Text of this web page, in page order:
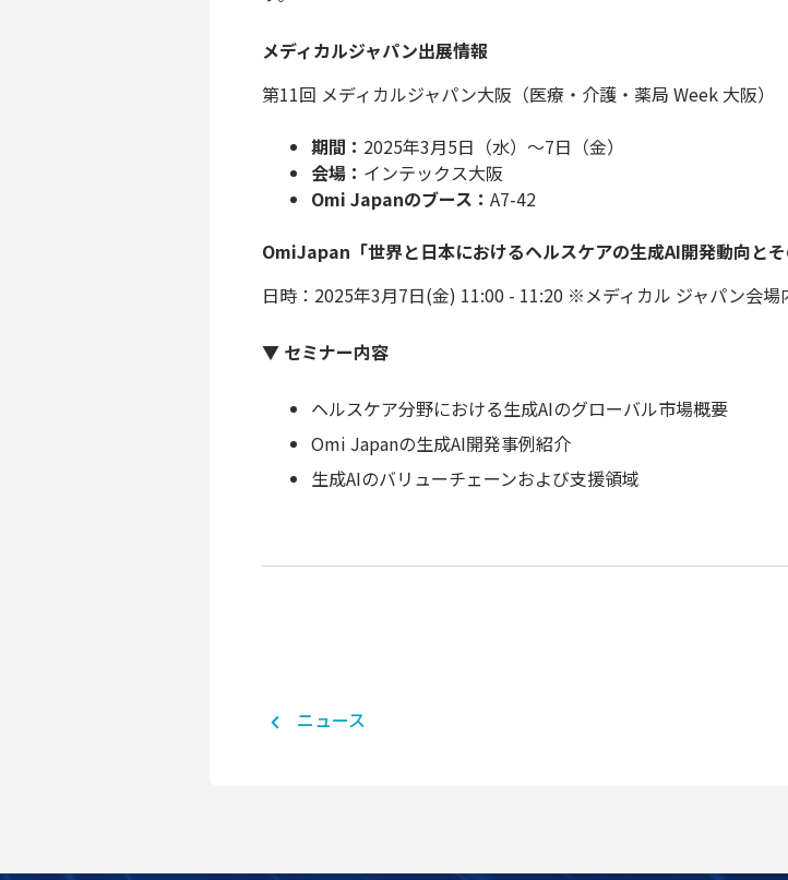
メディカルジャパン出展情報
第11回 メディカルジャパン大阪（医療・介護・薬局 Week 大阪）
期間： 2025年3月5日（水）～7日（金）
会場： インテックス大阪
Omi Japanのブース： A7-42
OmiJapan「世界と日本におけるヘルスケアの生成AI開発動向と
日時：2025年3月7日(金) 11:00 - 11:20 ※メディカル ジャパン会場
▼ セミナー内容
ヘルスケア分野における生成AIのグローバル市場概要
Omi Japanの生成AI開発事例紹介
生成AIのバリューチェーンおよび支援領域
ニュース